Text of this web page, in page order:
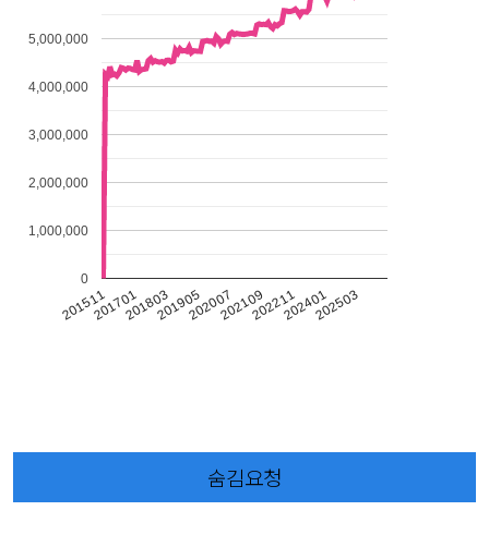
201511201701201803201905202007202109202211202401202503
0
1,000,000
2,000,000
3,000,000
4,000,000
5,000,000
숨김요청